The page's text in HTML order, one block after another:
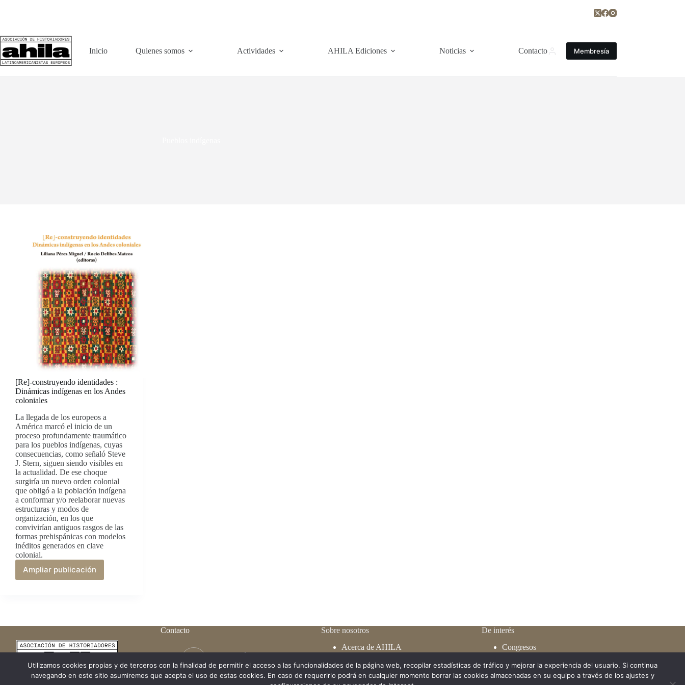
Inicio Quienes somos Actividades AHILA Ediciones Noticias Contacto Membresía
[Re]-construyendo identidades :
Dinámicas indígenas en los Andes
coloniales
La llegada de los europeos a
América marcó el inicio de un
proceso profundamente traumático
para los pueblos indígenas, cuyas
consecuencias, como señaló Steve
J. Stern, siguen siendo visibles en
la actualidad. De ese choque
surgiría un nuevo orden colonial
que obligó a la población indígena
a conformar y/o reelaborar nuevas
estructuras y modos de
organización, en los que
convivirían antiguos rasgos de las
formas prehispánicas con modelos
inéditos generados en clave
colonial.
Ampliar publicación
[Re]-
los
Andes
coloniales
Contacto
Rue du collège, 27 1050
Brussels (X), Belgica
Sobre nosotros
Acerca de AHILA
Estatutos y reglamento
De interés
Congresos
Publicaciones
Utilizamos cookies propias y de terceros con la finalidad de permitir el acceso a las funcionalidades de la página web, recopilar estadísticas de tráfico y mejorar la experiencia del usuario. Si continua
navegando en este sitio asumiremos que acepta el uso de estas cookies. En caso de requerirlo podrá en cualquier momento borrar las cookies almacenadas en su equipo a través de los ajustes y